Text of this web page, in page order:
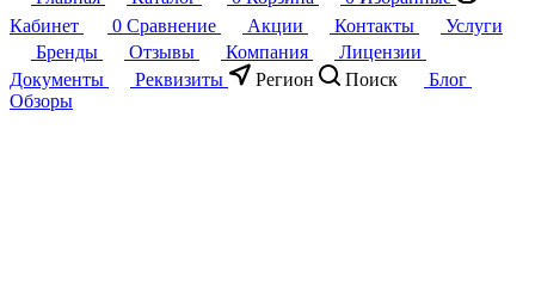
Кабинет
0 Сравнение Акции Контакты
Услуги
Бренды
Отзывы Компания
Лицензии
Документы
Реквизиты Регион Поиск
Блог
Обзоры